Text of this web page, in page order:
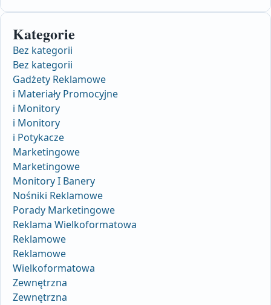
Kategorie
Bez kategorii
Bez kategorii
Gadżety Reklamowe
i Materiały Promocyjne
i Monitory
i Monitory
i Potykacze
Marketingowe
Marketingowe
Monitory I Banery
Nośniki Reklamowe
Porady Marketingowe
Reklama Wielkoformatowa
Reklamowe
Reklamowe
Wielkoformatowa
Zewnętrzna
Zewnętrzna